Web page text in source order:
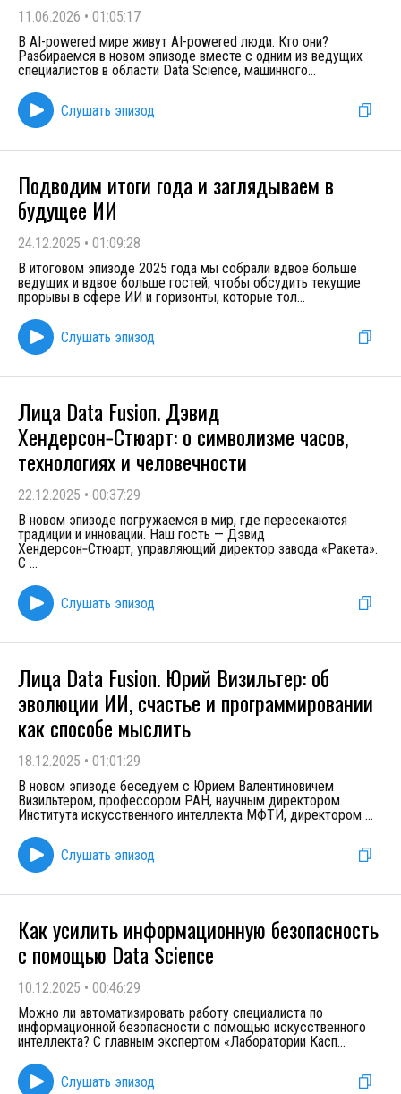
11.06.2026 • 01:05:17
В AI-powered мире живут AI-powered люди. Кто они?
Разбираемся в новом эпизоде вместе с одним из ведущих
специалистов в области Data Science, машинного...
Слушать эпизод
Подводим итоги года и заглядываем в
будущее ИИ
24.12.2025 • 01:09:28
В итоговом эпизоде 2025 года мы собрали вдвое больше
ведущих и вдвое больше гостей, чтобы обсудить текущие
прорывы в сфере ИИ и горизонты, которые тол...
Слушать эпизод
Лица Data Fusion. Дэвид
Хендерсон‑Стюарт: о символизме часов,
технологиях и человечности
22.12.2025 • 00:37:29
В новом эпизоде погружаемся в мир, где пересекаются
традиции и инновации. Наш гость — Дэвид
Хендерсон‑Стюарт, управляющий директор завода «Ракета».
С ...
Слушать эпизод
Лица Data Fusion. Юрий Визильтер: об
эволюции ИИ, счастье и программировании
как способе мыслить
18.12.2025 • 01:01:29
В новом эпизоде беседуем с Юрием Валентиновичем
Визильтером, профессором РАН, научным директором
Института искусственного интеллекта МФТИ, директором ...
Слушать эпизод
Как усилить информационную безопасность
с помощью Data Science
10.12.2025 • 00:46:29
Можно ли автоматизировать работу специалиста по
информационной безопасности с помощью искусственного
интеллекта? С главным экспертом «Лаборатории Касп...
Слушать эпизод